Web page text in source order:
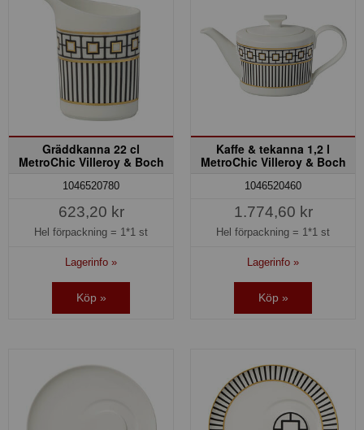
Gräddkanna 22 cl
MetroChic Villeroy & Boch
1046520780
623,20 kr
Hel förpackning = 1*1 st
Lagerinfo »
Köp »
Kaffe & tekanna 1,2 l
MetroChic Villeroy & Boch
1046520460
1.774,60 kr
Hel förpackning = 1*1 st
Lagerinfo »
Köp »